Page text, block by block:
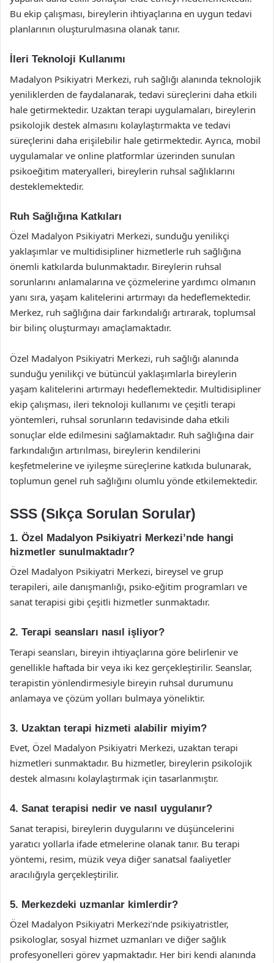
Bu ekip çalışması, bireylerin ihtiyaçlarına en uygun tedavi
planlarının oluşturulmasına olanak tanır.
İleri Teknoloji Kullanımı
Madalyon Psikiyatri Merkezi, ruh sağlığı alanında teknolojik
yeniliklerden de faydalanarak, tedavi süreçlerini daha etkili
hale getirmektedir. Uzaktan terapi uygulamaları, bireylerin
psikolojik destek almasını kolaylaştırmakta ve tedavi
süreçlerini daha erişilebilir hale getirmektedir. Ayrıca, mobil
uygulamalar ve online platformlar üzerinden sunulan
psikoeğitim materyalleri, bireylerin ruhsal sağlıklarını
desteklemektedir.
Ruh Sağlığına Katkıları
Özel Madalyon Psikiyatri Merkezi, sunduğu yenilikçi
yaklaşımlar ve multidisipliner hizmetlerle ruh sağlığına
önemli katkılarda bulunmaktadır. Bireylerin ruhsal
sorunlarını anlamalarına ve çözmelerine yardımcı olmanın
yanı sıra, yaşam kalitelerini artırmayı da hedeflemektedir.
Merkez, ruh sağlığına dair farkındalığı artırarak, toplumsal
bir bilinç oluşturmayı amaçlamaktadır.
Özel Madalyon Psikiyatri Merkezi, ruh sağlığı alanında
sunduğu yenilikçi ve bütüncül yaklaşımlarla bireylerin
yaşam kalitelerini artırmayı hedeflemektedir. Multidisipliner
ekip çalışması, ileri teknoloji kullanımı ve çeşitli terapi
yöntemleri, ruhsal sorunların tedavisinde daha etkili
sonuçlar elde edilmesini sağlamaktadır. Ruh sağlığına dair
farkındalığın artırılması, bireylerin kendilerini
keşfetmelerine ve iyileşme süreçlerine katkıda bulunarak,
toplumun genel ruh sağlığını olumlu yönde etkilemektedir.
SSS (Sıkça Sorulan Sorular)
1. Özel Madalyon Psikiyatri Merkezi’nde hangi
hizmetler sunulmaktadır?
Özel Madalyon Psikiyatri Merkezi, bireysel ve grup
terapileri, aile danışmanlığı, psiko-eğitim programları ve
sanat terapisi gibi çeşitli hizmetler sunmaktadır.
2. Terapi seansları nasıl işliyor?
Terapi seansları, bireyin ihtiyaçlarına göre belirlenir ve
genellikle haftada bir veya iki kez gerçekleştirilir. Seanslar,
terapistin yönlendirmesiyle bireyin ruhsal durumunu
anlamaya ve çözüm yolları bulmaya yöneliktir.
3. Uzaktan terapi hizmeti alabilir miyim?
Evet, Özel Madalyon Psikiyatri Merkezi, uzaktan terapi
hizmetleri sunmaktadır. Bu hizmetler, bireylerin psikolojik
destek almasını kolaylaştırmak için tasarlanmıştır.
4. Sanat terapisi nedir ve nasıl uygulanır?
Sanat terapisi, bireylerin duygularını ve düşüncelerini
yaratıcı yollarla ifade etmelerine olanak tanır. Bu terapi
yöntemi, resim, müzik veya diğer sanatsal faaliyetler
aracılığıyla gerçekleştirilir.
5. Merkezdeki uzmanlar kimlerdir?
Özel Madalyon Psikiyatri Merkezi’nde psikiyatristler,
psikologlar, sosyal hizmet uzmanları ve diğer sağlık
profesyonelleri görev yapmaktadır. Her biri kendi alanında